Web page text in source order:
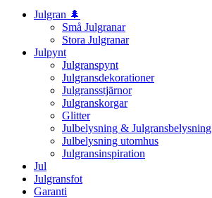
Julgran 🌲
Små Julgranar
Stora Julgranar
Julpynt
Julgranspynt
Julgransdekorationer
Julgransstjärnor
Julgranskorgar
Glitter
Julbelysning & Julgransbelysning
Julbelysning utomhus
Julgransinspiration
Jul
Julgransfot
Garanti